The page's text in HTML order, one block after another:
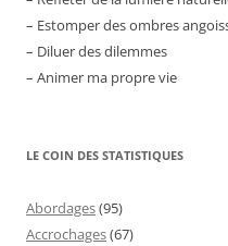
– Estomper des ombres
– Diluer des dilemmes
– Animer ma propre vie
LE COIN DES STATISTIQUES
Abordages(95)
Accrochages(67)